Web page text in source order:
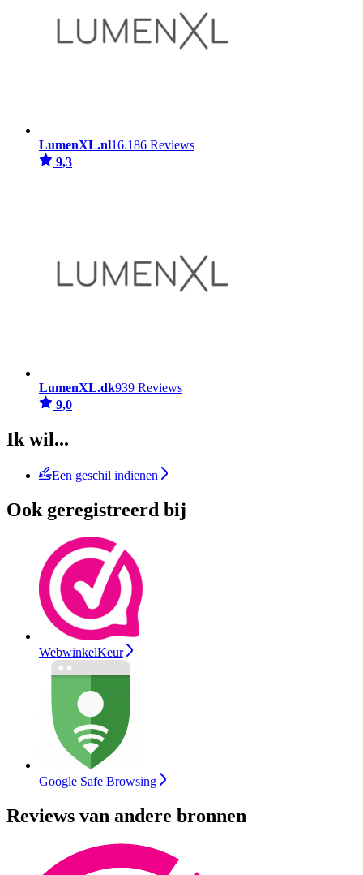
LumenXL.nl16.186 Reviews
9,3
LumenXL.dk939 Reviews
9,0
Ik wil...
Een geschil indienen
Ook geregistreerd bij
WebwinkelKeur
Google Safe Browsing
Reviews van andere bronnen